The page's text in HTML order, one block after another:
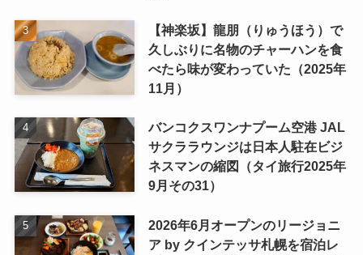
【神楽坂】龍朋（りゅうほう）で
久しぶりに名物のチャーハンを食
べたら味が変わっていた（2025年
11月）
バンコクスワンナプーム空港 JAL
サクララウンジは日本人駐在ビジ
ネスマンの縮図（タイ旅行2025年
9月その31）
2026年6月オープンのリージョニ
ア by クインテッサ札幌を宿泊レ